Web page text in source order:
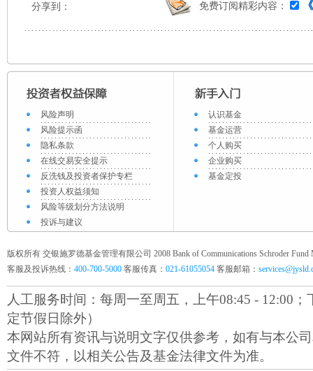
分享到： 免费订阅精彩内容：
风险声明
风险提示函
隐私条款
在线交易安全提示
反洗钱及投资者保护专栏
投资人权益须知
风险等级划分方法说明
投诉与建议
认识基金
基金运营
个人购买
企业购买
基金定投
版权所有 交银施罗德基金管理有限公司 2008 Bank of Communications Schroder Fund
客服及投诉热线： 400-700-5000 客服传真： 021-61055054 客服邮箱：
人工服务时间：每周一至周五，上午08:45 - 12:00；
定节假日除外）
本网站所有资讯与说明文字仅供参考，如有与本公
文件不符，以相关公告及基金法律文件为准。